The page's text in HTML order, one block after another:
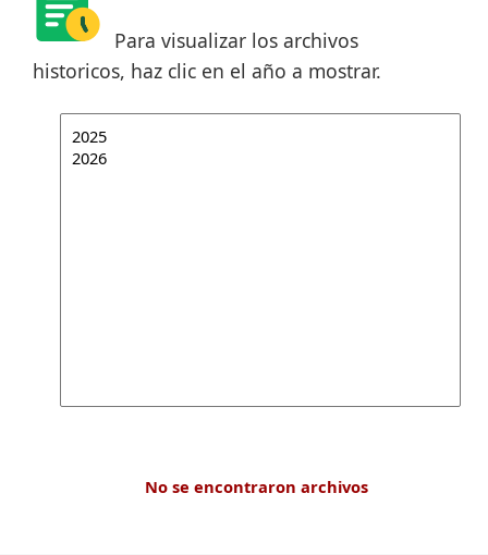
Para visualizar los archivos
historicos, haz clic en el año a mostrar.
No se encontraron archivos